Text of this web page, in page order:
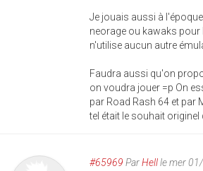
Je jouais aussi à
neorage ou kawaks pour
n'utilise aucun autre
Faudra aussi qu'on
on voudra jouer =p On
par Road Rash 64 et par
tel était le souhait originel
#65969 ParHellle mer